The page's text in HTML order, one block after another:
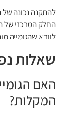
להתקנה נכונה של
החלק המרכזי של
לוודא שהגומייה
שאלות
האם
המקלות?